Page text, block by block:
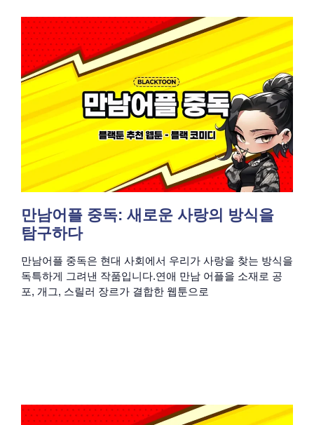
만남어플 중독: 새로운 사랑의 방식을
탐구하다
만남어플 중독은 현대 사회에서 우리가 사랑을 찾는 방식을
독특하게 그려낸 작품입니다.연애 만남 어플을 소재로 공
포, 개그, 스릴러 장르가 결합한 웹툰으로